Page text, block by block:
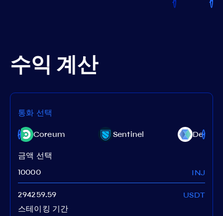
수익 계산
통화 선택
Coreum Sentinel
금액 선택
INJ
USDT
스테이킹 기간